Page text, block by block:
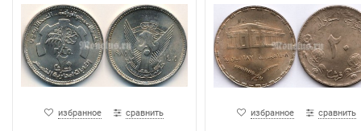
избранное сравнить избранное сравнить